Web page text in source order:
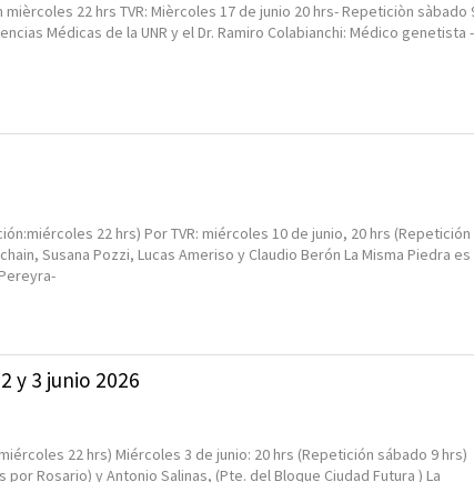
22 hrs TVR: Mièrcoles 17 de junio 20 hrs- Repeticiòn sàbado
Médicas de la UNR y el Dr. Ramiro Colabianchi: Médico genetista -
22 hrs) Por TVR: miércoles 10 de junio, 20 hrs (Repetición
Susana Pozzi, Lucas Ameriso y Claudio Berón La Misma Piedra es
y 3 junio 2026
22 hrs) Miércoles 3 de junio: 20 hrs (Repetición sábado 9 hrs)
Rosario) y Antonio Salinas, (Pte. del Bloque Ciudad Futura ) La